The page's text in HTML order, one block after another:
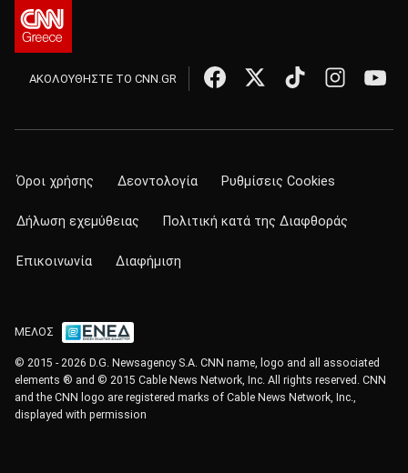
ΑΚΟΛΟΥΘΗΣΤΕ ΤΟ CNN.GR
Όροι χρήσης Δεοντολογία Ρυθμίσεις Cookies
Δήλωση εχεμύθειας Πολιτική κατά της Διαφθοράς
Επικοινωνία Διαφήμιση
ΜΕΛΟΣ
© 2015 - 2026 D.G. Newsagency S.A. CNN name, logo and all associated
elements ® and © 2015 Cable News Network, Inc. All rights reserved. CNN
and the CNN logo are registered marks of Cable News Network, Inc.,
displayed with permission